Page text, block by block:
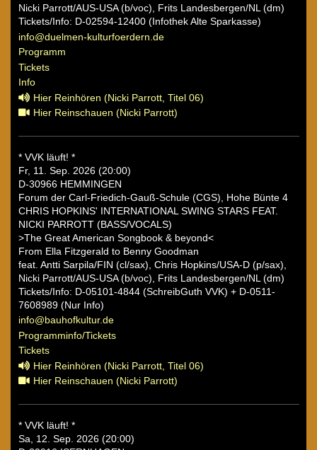
Nicki Parrott/AUS-USA (b/voc), Frits Landesbergen/NL (dm)
Tickets/Info: D-02594-12400 (Infothek Alte Sparkasse)
info@duelmen-kulturfoerdern.de
Programm
Tickets
Info
Hier Reinhören (Nicki Parrott, Titel 06)
Hier Reinschauen (Nicki Parrott)
* VVK läuft! *
Fr, 11. Sep. 2026 (20:00)
D-30966 HEMMINGEN
Forum der Carl-Friedich-Gauß-Schule (CGS), Hohe Bünte 4
CHRIS HOPKINS' INTERNATIONAL SWING STARS FEAT.
NICKI PARROTT (BASS/VOCALS)
>The Great American Songbook & beyond<
From Ella Fitzgerald to Benny Goodman
feat. Antti Sarpila/FIN (cl/sax), Chris Hopkins/USA-D (p/sax),
Nicki Parrott/AUS-USA (b/voc), Frits Landesbergen/NL (dm)
Tickets/Info: D-05101-4844 (SchreibGuth VVK) + D-0511-
7608989 (Nur Info)
info@bauhofkultur.de
Programminfo/Tickets
Tickets
Hier Reinhören (Nicki Parrott, Titel 06)
Hier Reinschauen (Nicki Parrott)
* VVK läuft! *
Sa, 12. Sep. 2026 (20:00)